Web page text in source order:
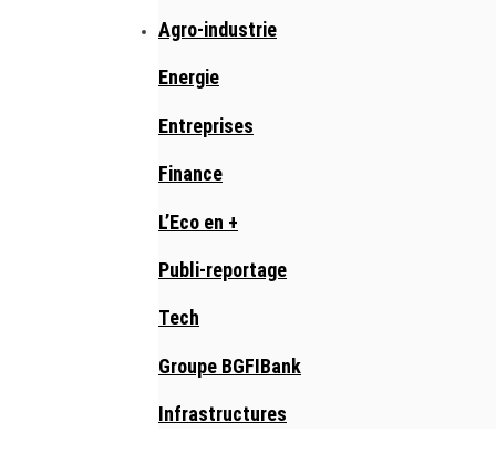
Agro-industrie
Energie
Entreprises
Finance
L’Eco en +
Publi-reportage
Tech
Groupe BGFIBank
Infrastructures